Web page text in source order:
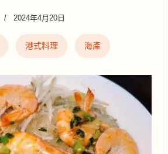
2024年4月20日
港式料理 海產